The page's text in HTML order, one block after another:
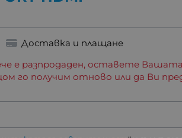
Доставка и плащане
е разпродаден, оставете Вашата
го получим отново или да Ви